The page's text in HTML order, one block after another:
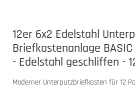
12er 6x2 Edelstahl
Briefkastenanlage BASIC
- Edelstahl geschliffen -
Moderner Unterputzbriefkasten für 12